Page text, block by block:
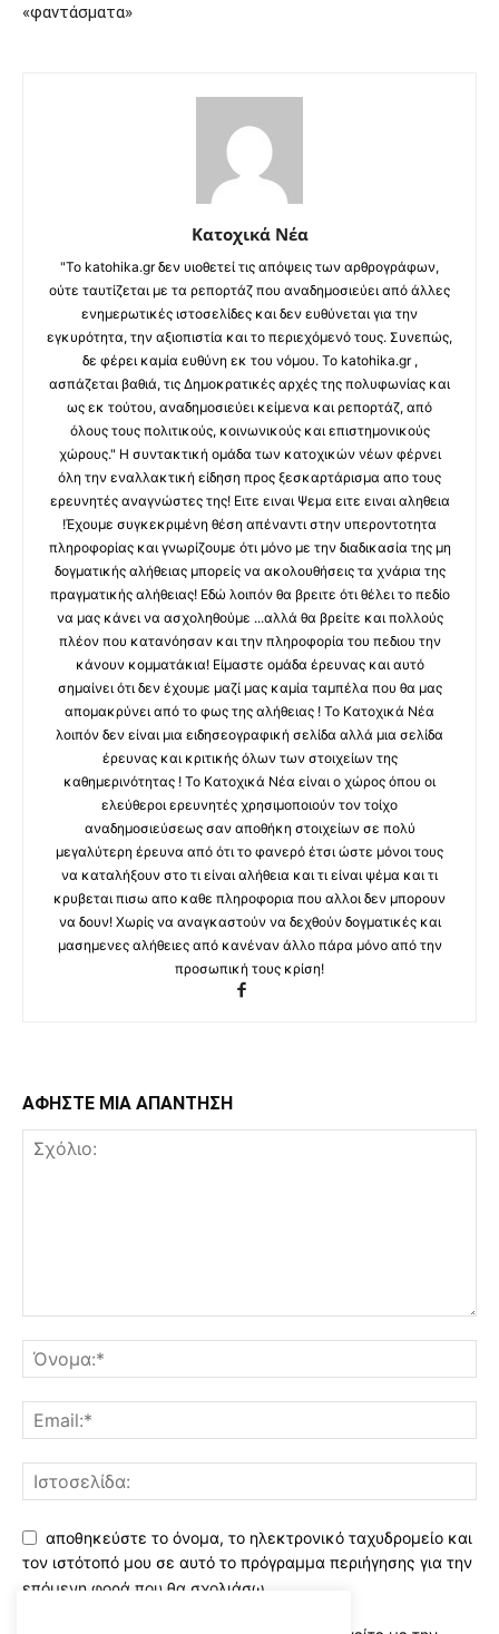
«φαντάσματα»
Κατοχικά Νέα
"Το katohika.gr δεν υιοθετεί τις απόψεις των αρθρογράφων,
ούτε ταυτίζεται με τα ρεπορτάζ που αναδημοσιεύει από άλλες
ενημερωτικές ιστοσελίδες και δεν ευθύνεται για την
εγκυρότητα, την αξιοπιστία και το περιεχόμενό τους. Συνεπώς,
δε φέρει καμία ευθύνη εκ του νόμου. Το katohika.gr ,
ασπάζεται βαθιά, τις Δημοκρατικές αρχές της πολυφωνίας και
ως εκ τούτου, αναδημοσιεύει κείμενα και ρεπορτάζ, από
όλους τους πολιτικούς, κοινωνικούς και επιστημονικούς
χώρους." Η συντακτική ομάδα των κατοχικών νέων φέρνει
όλη την εναλλακτική είδηση προς ξεσκαρτάρισμα απο τους
ερευνητές αναγνώστες της! Ειτε ειναι Ψεμα ειτε ειναι αληθεια
!Έχουμε συγκεκριμένη θέση απέναντι στην υπεροντοτητα
πληροφορίας και γνωρίζουμε ότι μόνο με την διαδικασία της μη
δογματικής αλήθειας μπορείς να ακολουθήσεις τα χνάρια της
πραγματικής αλήθειας! Εδώ λοιπόν θα βρειτε ότι θέλει το πεδίο
να μας κάνει να ασχοληθούμε ...αλλά θα βρείτε και πολλούς
πλέον που κατανόησαν και την πληροφορία του πεδιου την
κάνουν κομματάκια! Είμαστε ομάδα έρευνας και αυτό
σημαίνει ότι δεν έχουμε μαζί μας καμία ταμπέλα που θα μας
απομακρύνει από το φως της αλήθειας ! Το Κατοχικά Νέα
λοιπόν δεν είναι μια ειδησεογραφική σελίδα αλλά μια σελίδα
έρευνας και κριτικής όλων των στοιχείων της
καθημερινότητας ! Το Κατοχικά Νέα είναι ο χώρος όπου οι
ελεύθεροι ερευνητές χρησιμοποιούν τον τοίχο
αναδημοσιεύσεως σαν αποθήκη στοιχείων σε πολύ
μεγαλύτερη έρευνα από ότι το φανερό έτσι ώστε μόνοι τους
να καταλήξουν στο τι είναι αλήθεια και τι είναι ψέμα και τι
κρυβεται πισω απο καθε πληροφορια που αλλοι δεν μπορουν
να δουν! Χωρίς να αναγκαστούν να δεχθούν δογματικές και
μασημενες αλήθειες από κανέναν άλλο πάρα μόνο από την
προσωπική τους κρίση!
ΑΦΗΣΤΕ ΜΙΑ ΑΠΑΝΤΗΣΗ
αποθηκεύστε το όνομα, το ηλεκτρονικό ταχυδρομείο και
τον ιστότοπό μου σε αυτό το πρόγραμμα περιήγησης για την
επόμενη φορά που θα σχολιάσω.